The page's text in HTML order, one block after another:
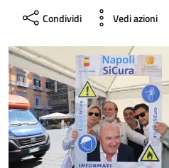
Condividi Vedi azioni